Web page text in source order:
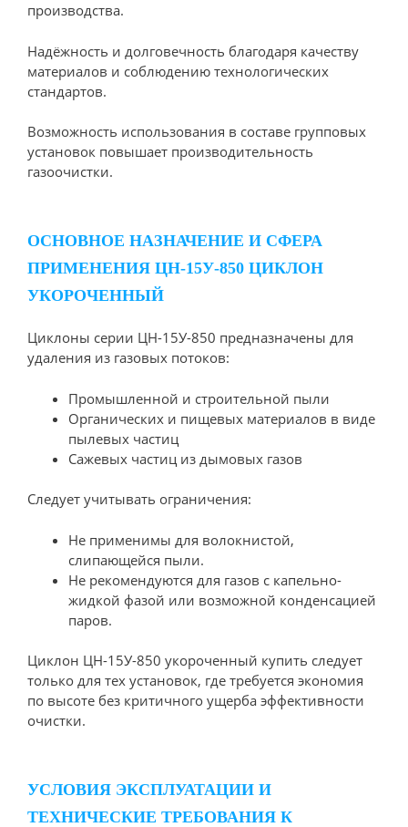
производства.
Надёжность и долговечность благодаря качеству
материалов и соблюдению технологических
стандартов.
Возможность использования в составе групповых
установок повышает производительность
газоочистки.
ОСНОВНОЕ НАЗНАЧЕНИЕ И СФЕРА
ПРИМЕНЕНИЯ ЦН-15У-850 ЦИКЛОН
УКОРОЧЕННЫЙ
Циклоны серии ЦН-15У-850 предназначены для
удаления из газовых потоков:
Промышленной и строительной пыли
Органических и пищевых материалов в виде
пылевых частиц
Сажевых частиц из дымовых газов
Следует учитывать ограничения:
Не применимы для волокнистой,
слипающейся пыли.
Не рекомендуются для газов с капельно-
жидкой фазой или возможной конденсацией
паров.
Циклон ЦН-15У-850 укороченный купить следует
только для тех установок, где требуется экономия
по высоте без критичного ущерба эффективности
очистки.
УСЛОВИЯ ЭКСПЛУАТАЦИИ И
ТЕХНИЧЕСКИЕ ТРЕБОВАНИЯ К